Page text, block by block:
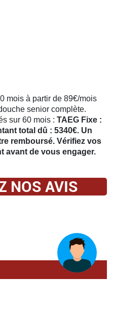
mois à partir de 89€/mois
senior complète.
sur 60 mois : TAEG Fixe :
total dû : 5340€. Un
remboursé. Vérifiez vos
avant de vous engager.
NOS AVIS